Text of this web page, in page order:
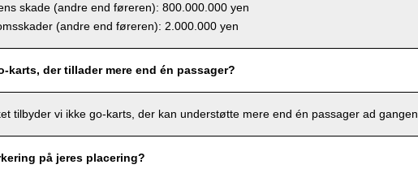
skade (andre end føreren): 800.000.000 yen
(andre end føreren): 2.000.000 yen
karts, der tillader mere end én passager?
tilbyder vi ikke go-karts, der kan understøtte mere end én passager ad gangen.
på jeres placering?